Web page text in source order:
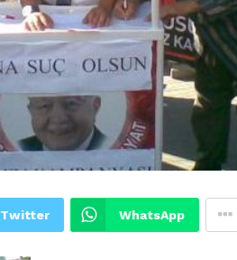
Twitter WhatsApp